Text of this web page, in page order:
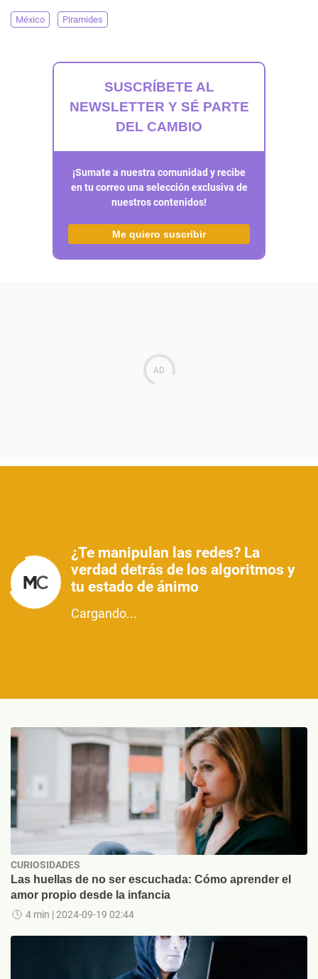
México Piramides
SUSCRÍBETE AL
NEWSLETTER Y SÉ PARTE
DEL CAMBIO
¡Sumate a nuestra comunidad y recibe
en tu correo una selección exclusiva de
nuestros contenidos!
Me quiero suscribir
¿Te manipulan las redes? La
verdad detrás de los algoritmos y
tu estado de ánimo
Cargando...
CURIOSIDADES
Las huellas de no ser escuchada: Cómo aprender el
amor propio desde la infancia
4 min | 2024-09-19 02:44